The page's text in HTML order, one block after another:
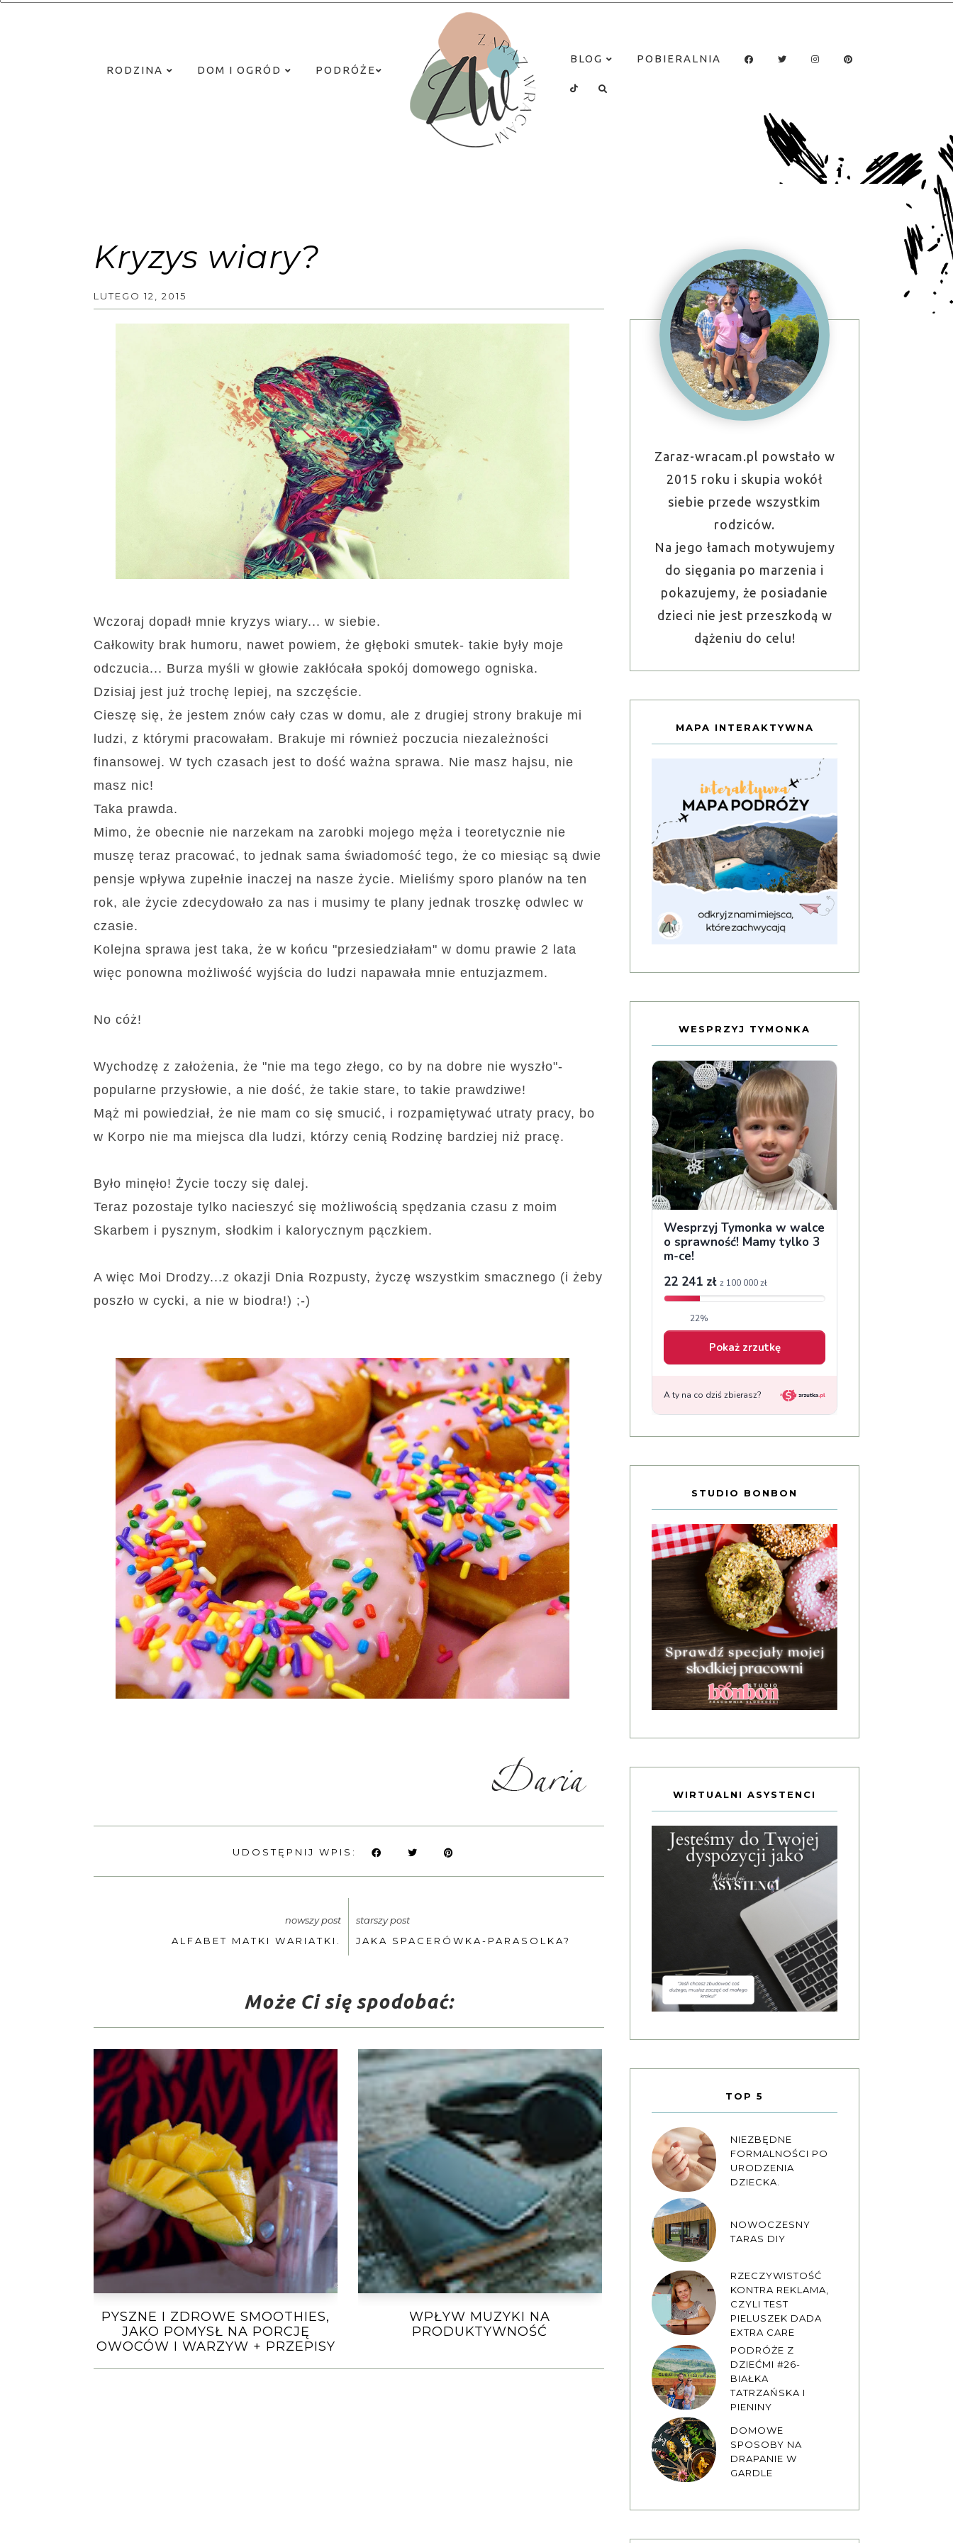
RODZINA DOM I OGRÓD PODRÓŻE
BLOG POBIERALNIA
Kryzys wiary?
LUTEGO 12, 2015
Wczoraj dopadł mnie kryzys wiary... w siebie.
Całkowity brak humoru, nawet powiem, że głęboki smutek- takie były moje
odczucia... Burza myśli w głowie zakłócała spokój domowego ogniska.
Dzisiaj jest już trochę lepiej, na szczęście.
Cieszę się, że jestem znów cały czas w domu, ale z drugiej strony brakuje mi
ludzi, z którymi pracowałam. Brakuje mi również poczucia niezależności
finansowej. W tych czasach jest to dość ważna sprawa. Nie masz hajsu, nie
masz nic!
Taka prawda.
Mimo, że obecnie nie narzekam na zarobki mojego męża i teoretycznie nie
muszę teraz pracować, to jednak sama świadomość tego, że co miesiąc są dwie
pensje wpływa zupełnie inaczej na nasze życie. Mieliśmy sporo planów na ten
rok, ale życie zdecydowało za nas i musimy te plany jednak troszkę odwlec w
czasie.
Kolejna sprawa jest taka, że w końcu "przesiedziałam" w domu prawie 2 lata
więc ponowna możliwość wyjścia do ludzi napawała mnie entuzjazmem.
No cóż!
Wychodzę z założenia, że "nie ma tego złego, co by na dobre nie wyszło"-
popularne przysłowie, a nie dość, że takie stare, to takie prawdziwe!
Mąż mi powiedział, że nie mam co się smucić, i rozpamiętywać utraty pracy, bo
w Korpo nie ma miejsca dla ludzi, którzy cenią Rodzinę bardziej niż pracę.
Było minęło! Życie toczy się dalej.
Teraz pozostaje tylko nacieszyć się możliwością spędzania czasu z moim
Skarbem i pysznym, słodkim i kalorycznym pączkiem.
A więc Moi Drodzy...z okazji Dnia Rozpusty, życzę wszystkim smacznego (i żeby
poszło w cycki, a nie w biodra!) ;-)
UDOSTĘPNIJ WPIS:
nowszy post
ALFABET MATKI WARIATKI.
starszy post
JAKA SPACERÓWKA-PARASOLKA?
Może Ci się spodobać:
PYSZNE I ZDROWE SMOOTHIES,
JAKO POMYSŁ NA PORCJĘ
OWOCÓW I WARZYW + PRZEPISY
WPŁYW MUZYKI NA
PRODUKTYWNOŚĆ
Zaraz-wracam.pl powstało w
2015 roku i skupia wokół
siebie przede wszystkim
rodziców.
Na jego łamach motywujemy
do sięgania po marzenia i
pokazujemy, że posiadanie
dzieci nie jest przeszkodą w
dążeniu do celu!
MAPA INTERAKTYWNA
WESPRZYJ TYMONKA
STUDIO BONBON
WIRTUALNI ASYSTENCI
TOP 5
NIEZBĘDNE
FORMALNOŚCI PO
URODZENIA
DZIECKA.
NOWOCZESNY
TARAS DIY
RZECZYWISTOŚĆ
KONTRA REKLAMA,
CZYLI TEST
PIELUSZEK DADA
EXTRA CARE
PODRÓŻE Z
DZIEĆMI #26-
BIAŁKA
TATRZAŃSKA I
PIENINY
DOMOWE
SPOSOBY NA
DRAPANIE W
GARDLE